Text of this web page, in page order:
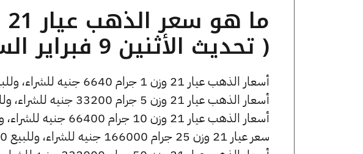
( تحديث الأثنين 9 فبراير الساعة 2:55 مساءً )
أسعار الذهب عيار 21 وزن 1 جرام 6640 جنيه للشراء، وللبيع 6690 جنيه.
أسعار الذهب عيار 21 وزن 5 جرام 33200 جنيه للشراء، وللبيع 33450 جنيه.
أسعار الذهب عيار 21 وزن 10 جرام 66400 جنيه للشراء، وللبيع 66900 جنيه.
سعر عيار 21 وزن 25 جرام 166000 جنيه للشراء، وللبيع 167250 جنيه.